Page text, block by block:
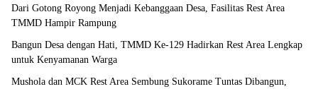
Dari Gotong Royong Menjadi Kebanggaan Desa, Fasilitas Rest Area
TMMD Hampir Rampung
Bangun Desa dengan Hati, TMMD Ke-129 Hadirkan Rest Area Lengkap
untuk Kenyamanan Warga
Mushola dan MCK Rest Area Sembung Sukorame Tuntas Dibangun,